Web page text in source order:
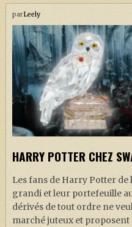
parLeely
HARRY POTTER CHEZ
Les fans de Harry Potter
grandi et leur portefeuille
dérivés de tout ordre ne
marché juteux et proposent